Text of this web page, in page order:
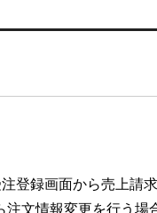
登録画面から売上請
文情報変更を行う場